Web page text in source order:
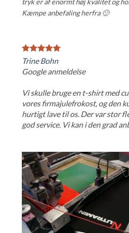
Kæmpe anbefaling herfra 🙂
Trine Bohn
Google anmeldelse
Vi skulle bruge en t-shirt med
vores firmajulefrokost, og den
hurtigt lave til os. Der var stor
god service. Vi kan i den grad